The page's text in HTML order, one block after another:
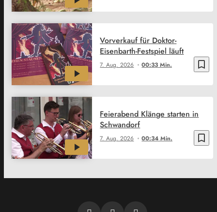
bookmark_border
7. Aug. 2026 00:33 Min.
Vorverkauf für Doktor-
Eisenbarth-Festspiel läuft
bookmark_border
7. Aug. 2026 00:34 Min.
Feierabend Klänge starten in
Schwandorf